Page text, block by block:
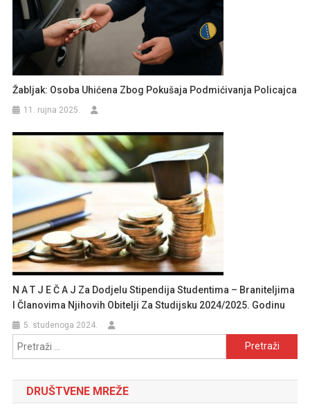
Žabljak: Osoba Uhićena Zbog Pokušaja Podmićivanja Policajca
11. rujna 2025.
N A T J E Č A J Za Dodjelu Stipendija Studentima – Braniteljima
I Članovima Njihovih Obitelji Za Studijsku 2024/2025. Godinu
5. studenoga 2024.
Pretraži:
DRUŠTVENE MREŽE